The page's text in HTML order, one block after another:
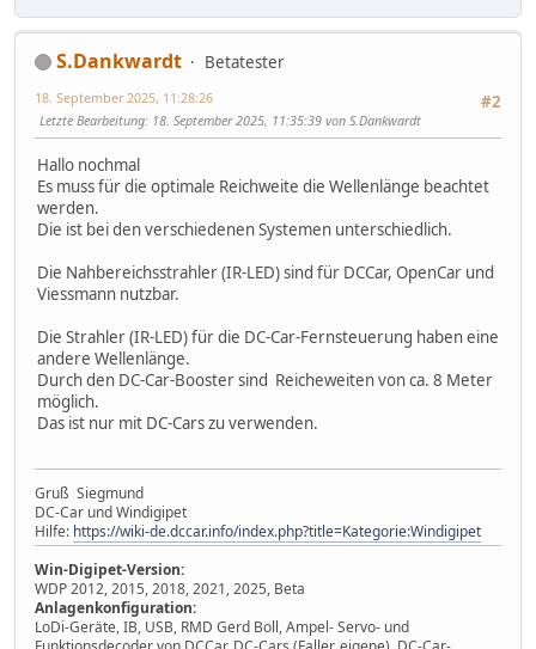
S.Dankwardt
Betatester
#2
18. September 2025, 11:28:26
Letzte Bearbeitung: 18. September 2025, 11:35:39 von S.Dankwardt
Hallo nochmal
Es muss für die optimale Reichweite die Wellenlänge beachtet
werden.
Die ist bei den verschiedenen Systemen unterschiedlich.
Die Nahbereichsstrahler (IR-LED) sind für DCCar, OpenCar und
Viessmann nutzbar.
Die Strahler (IR-LED) für die DC-Car-Fernsteuerung haben eine
andere Wellenlänge.
Durch den DC-Car-Booster sind Reicheweiten von ca. 8 Meter
möglich.
Das ist nur mit DC-Cars zu verwenden.
Gruß Siegmund
DC-Car und Windigipet
Hilfe: https://wiki-de.dccar.info/index.php?title=Kategorie:Windigipet
Win-Digipet-Version:
WDP 2012, 2015, 2018, 2021, 2025, Beta
Anlagenkonfiguration:
LoDi-Geräte, IB, USB, RMD Gerd Boll, Ampel- Servo- und